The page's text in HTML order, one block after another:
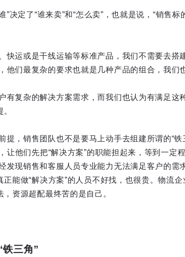
”决定了“谁来卖”和“怎么卖”，也就是说，“销售标
快运或是干线运输等标准产品，我们不需要去搭
他们最复杂的要求也就是几种产品的组合，我们
有复杂的解决方案需求，而我们也认为有满足这
提，销售团队也不是要马上动手去组建所谓的“铁
让他们先把“解决方案”的职能担起来，等到一
发现销售和客服人员专业能力无法满足客户的需
正能做“解决方案”的人员不好找，也很贵。物流
，资源超配最终苦的是自己。
三角”